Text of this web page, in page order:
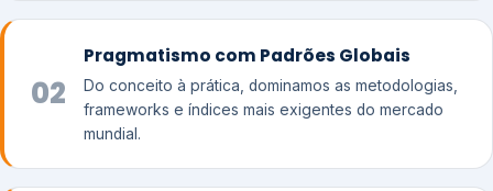
02
Pragmatismo com Padrões Globais
Do conceito à prática, dominamos as metodologias,
frameworks e índices mais exigentes do mercado
mundial.